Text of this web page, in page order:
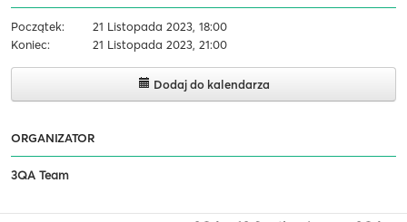
Początek:
21 Listopada 2023, 18:00
Koniec:
21 Listopada 2023, 21:00
Dodaj do kalendarza
ORGANIZATOR
3QA Team